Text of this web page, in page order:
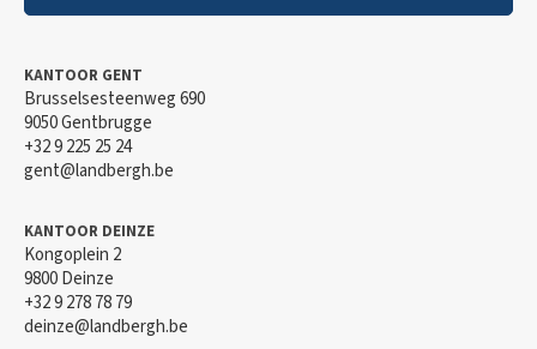
KANTOOR GENT
Brusselsesteenweg 690
9050 Gentbrugge
+32 9 225 25 24
gent@landbergh.be
KANTOOR DEINZE
Kongoplein 2
9800 Deinze
+32 9 278 78 79
deinze@landbergh.be